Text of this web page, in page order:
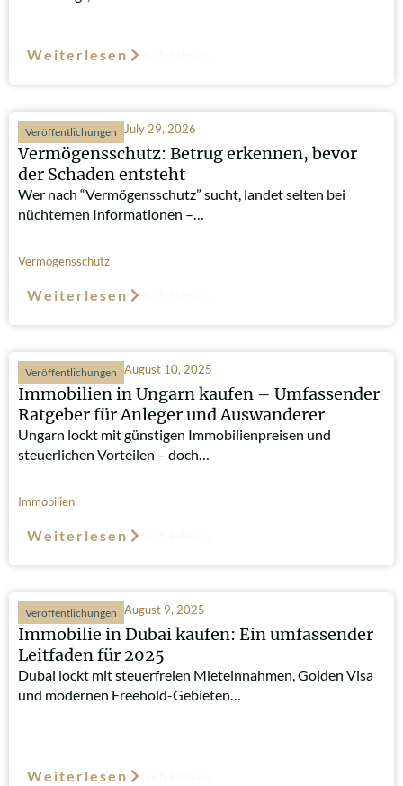
Weiterlesen
Veröffentlichungen July 29, 2026
Vermögensschutz: Betrug erkennen, bevor
der Schaden entsteht
Wer nach “Vermögensschutz” sucht, landet selten bei
nüchternen Informationen –…
Vermögensschutz
Weiterlesen
Veröffentlichungen August 10, 2025
Immobilien in Ungarn kaufen – Umfassender
Ratgeber für Anleger und Auswanderer
Ungarn lockt mit günstigen Immobilienpreisen und
steuerlichen Vorteilen – doch…
Immobilien
Weiterlesen
Veröffentlichungen August 9, 2025
Immobilie in Dubai kaufen: Ein umfassender
Leitfaden für 2025
Dubai lockt mit steuerfreien Mieteinnahmen, Golden Visa
und modernen Freehold-Gebieten…
Weiterlesen